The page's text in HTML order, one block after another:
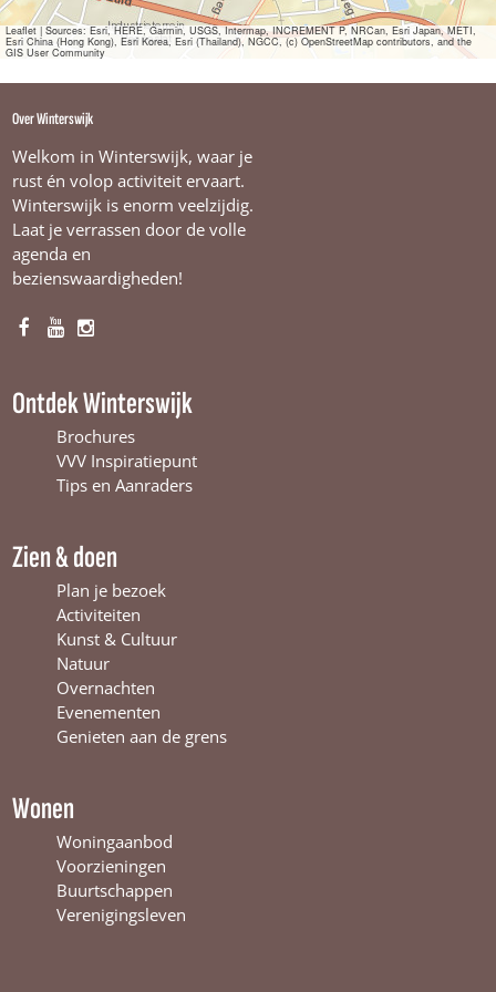
r
s
w
Leaflet|Sources: Esri, HERE, Garmin, USGS, Intermap, INCREMENT P, NRCan, Esri Japan, METI,
Esri China (Hong Kong), Esri Korea, Esri (Thailand), NGCC, (c) OpenStreetMap contributors, and the
GIS User Community
Over Winterswijk
Welkom in Winterswijk, waar je
rust én volop activiteit ervaart.
Winterswijk is enorm veelzijdig.
Laat je verrassen door de volle
agenda en
bezienswaardigheden!
F
e
i
Y
T
u
b
e
n
t
e
r
s
w
i
I
t
a
g
r
W
n
w
Ontdek Winterswijk
Brochures
VVV Inspiratiepunt
Tips en Aanraders
Zien & doen
Plan je bezoek
Activiteiten
Kunst & Cultuur
Natuur
Overnachten
Evenementen
Genieten aan de grens
Wonen
Woningaanbod
Voorzieningen
Buurtschappen
Verenigingsleven